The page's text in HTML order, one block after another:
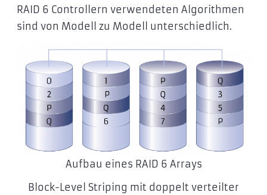
RAID 6 Controllern verwendeten Algorithmen
sind von Modell zu Modell unterschiedlich.
Aufbau eines RAID 6 Arrays
Block-Level Striping mit doppelt verteilter